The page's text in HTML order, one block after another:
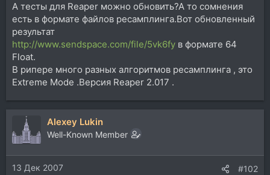
А тесты для Reaper можно обновить?А то сомнения
есть в формате файлов ресамплинга.Вот обновленный
результат
http://www.sendspace.com/file/5vk6fy в формате 64
Float.
В рипере много разных алгоритмов ресамплинга , это
Extreme Mode .Версия Reaper 2.017 .
Alexey Lukin
Well-Known Member
13 Дек 2007 #102